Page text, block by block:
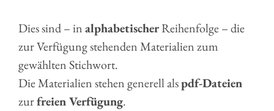
Dies sind – inalphabetischerReihenfolge – die
zur Verfügung stehenden Materialien zum
gewählten Stichwort.
Die Materialien stehen generell alspdf-Dateien
zurfreien Verfügung.